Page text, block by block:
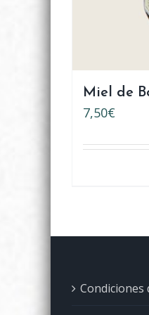
Miel de
7,50€
Condiciones